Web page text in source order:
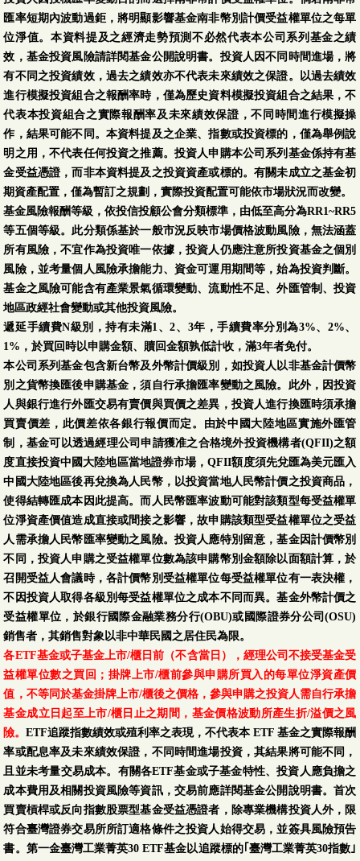
匯率短期內波動過鉅，將明顯影響基金南非幣別計價受益權單位之每單
位淨值。本資料提及之經濟走勢預測不必然代表本公司系列基金之績
效，基金投資風險請詳閱基金公開說明書。投資人因不同時間進場，將
有不同之投資績效，過去之績效亦不代表未來績效之保證。以過去績效
進行模擬投資組合之報酬率時，僅為歷史資料模擬投資組合之結果，不
代表本投資組合之實際報酬率及未來績效保證，不同時間進行模擬操
作，結果可能不同。本資料提及之企業、指數或投資標的，僅為舉例說
明之用，不代表任何投資之推薦。投資人申購本公司系列基金係持有基
金受益憑證，而非本資料提及之投資資產或標的。有關未成立之基金初
期資產配置，僅為暫訂之規劃，實際投資配置可能依市場狀況而改變。
基金風險報酬等級，依投信投顧公會分類標準，由低至高分為RR1~RR5
等五個等級。此分類係基於一般市況反映市場價格波動風險，無法涵蓋
所有風險，不宜作為投資唯一依據，投資人仍應注意所投資基金之個別
風險，並考量個人風險承擔能力、資金可運用期間等，始為投資判斷。
基金之風險可能含有產業景氣循環變動、流動性不足、外匯管制、投資
地區政經社會變動或其他投資風險。
遞延手續費N級別，持有未滿1、2、3年，手續費率分別為3%、2%、
1%，於買回時以申購金額、贖回金額孰低計收，滿3年者免付。
本公司系列基金包含新台幣及外幣計價級別，如投資人以非基金計價幣
別之貨幣換匯後申購基金，須自行承擔匯率變動之風險。此外，因投資
人與銀行進行外匯交易有賣價與買價之差異，投資人進行換匯時須承擔
買賣價差，此價差依各銀行報價而定。由於中國大陸地區實施外匯管
制，基金可以透過經理公司申請獲准之合格境外投資機構者(QFII)之額
度直接投資中國大陸地區當地證券市場，QFII額度須先兌匯為美元匯入
中國大陸地區後再兌換為人民幣，以投資當地人民幣計價之投資商品，
使得結轉匯成本因此提高。而人民幣匯率波動可能對該類型每受益權單
位淨資產價值造成直接或間接之影響，故申購該類型受益權單位之受益
人需承擔人民幣匯率變動之風險。投資人應特別留意，基金因計價幣別
不同，投資人申購之受益權單位數為該申購幣別金額除以面額計算，於
召開受益人會議時，各計價幣別受益權單位每受益權單位有一表決權，
不因投資人取得各級別每受益權單位之成本不同而異。基金外幣計價之
受益權單位，於銀行國際金融業務分行(OBU)或國際證券分公司(OSU)
銷售者，其銷售對象以非中華民國之居住民為限。
各ETF基金或子基金上市/櫃日前（不含當日），經理公司不接受基金受
益權單位數之買回；掛牌上市/櫃前參與申購所買入的每單位淨資產價
值，不等同於基金掛牌上市/櫃後之價格，參與申購之投資人需自行承擔
基金成立日起至上市/櫃日止之期間，基金價格波動所產生折/溢價之風
險。ETF追蹤指數績效或殖利率之表現，不代表本 ETF 基金之實際報酬
率或配息率及未來績效保證，不同時間進場投資，其結果將可能不同，
且並未考量交易成本。有關各ETF基金或子基金特性、投資人應負擔之
成本費用及相關投資風險等資訊，交易前應詳閱基金公開說明書。首次
買賣槓桿或反向指數股票型基金受益憑證者，除專業機構投資人外，限
符合臺灣證券交易所所訂適格條件之投資人始得交易，並簽具風險預告
書。第一金臺灣工業菁英30 ETF基金以追蹤標的｢臺灣工業菁英30指數｣